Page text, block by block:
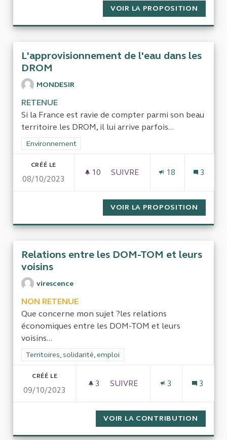
VOIR LA PROPOSITION
L'approvisionnement de l'eau dans les
DROM
MONDESIR
RETENUE
Si la France est ravie de compter parmi son beau
territoire les DROM, il lui arrive parfois...
Filtrer les résultats de la catégorie : Environnement
Environnement
CRÉÉ LE
08/10/2023
10 10 ABONNÉS
SUIVRE
18 3
VOIR LA PROPOSITION
Relations entre les DOM-TOM et leurs
voisins
virescence
NON RETENUE
Que concerne mon sujet ?les relations
économiques entre les DOM-TOM et leurs
voisins...
Filtrer les résultats de la catégorie : Territoires, solidarité,
Territoires, solidarité, emploi
CRÉÉ LE
09/10/2023
3 3 ABONNÉS
SUIVRE
3 3
VOIR LA CONTRIBUTION